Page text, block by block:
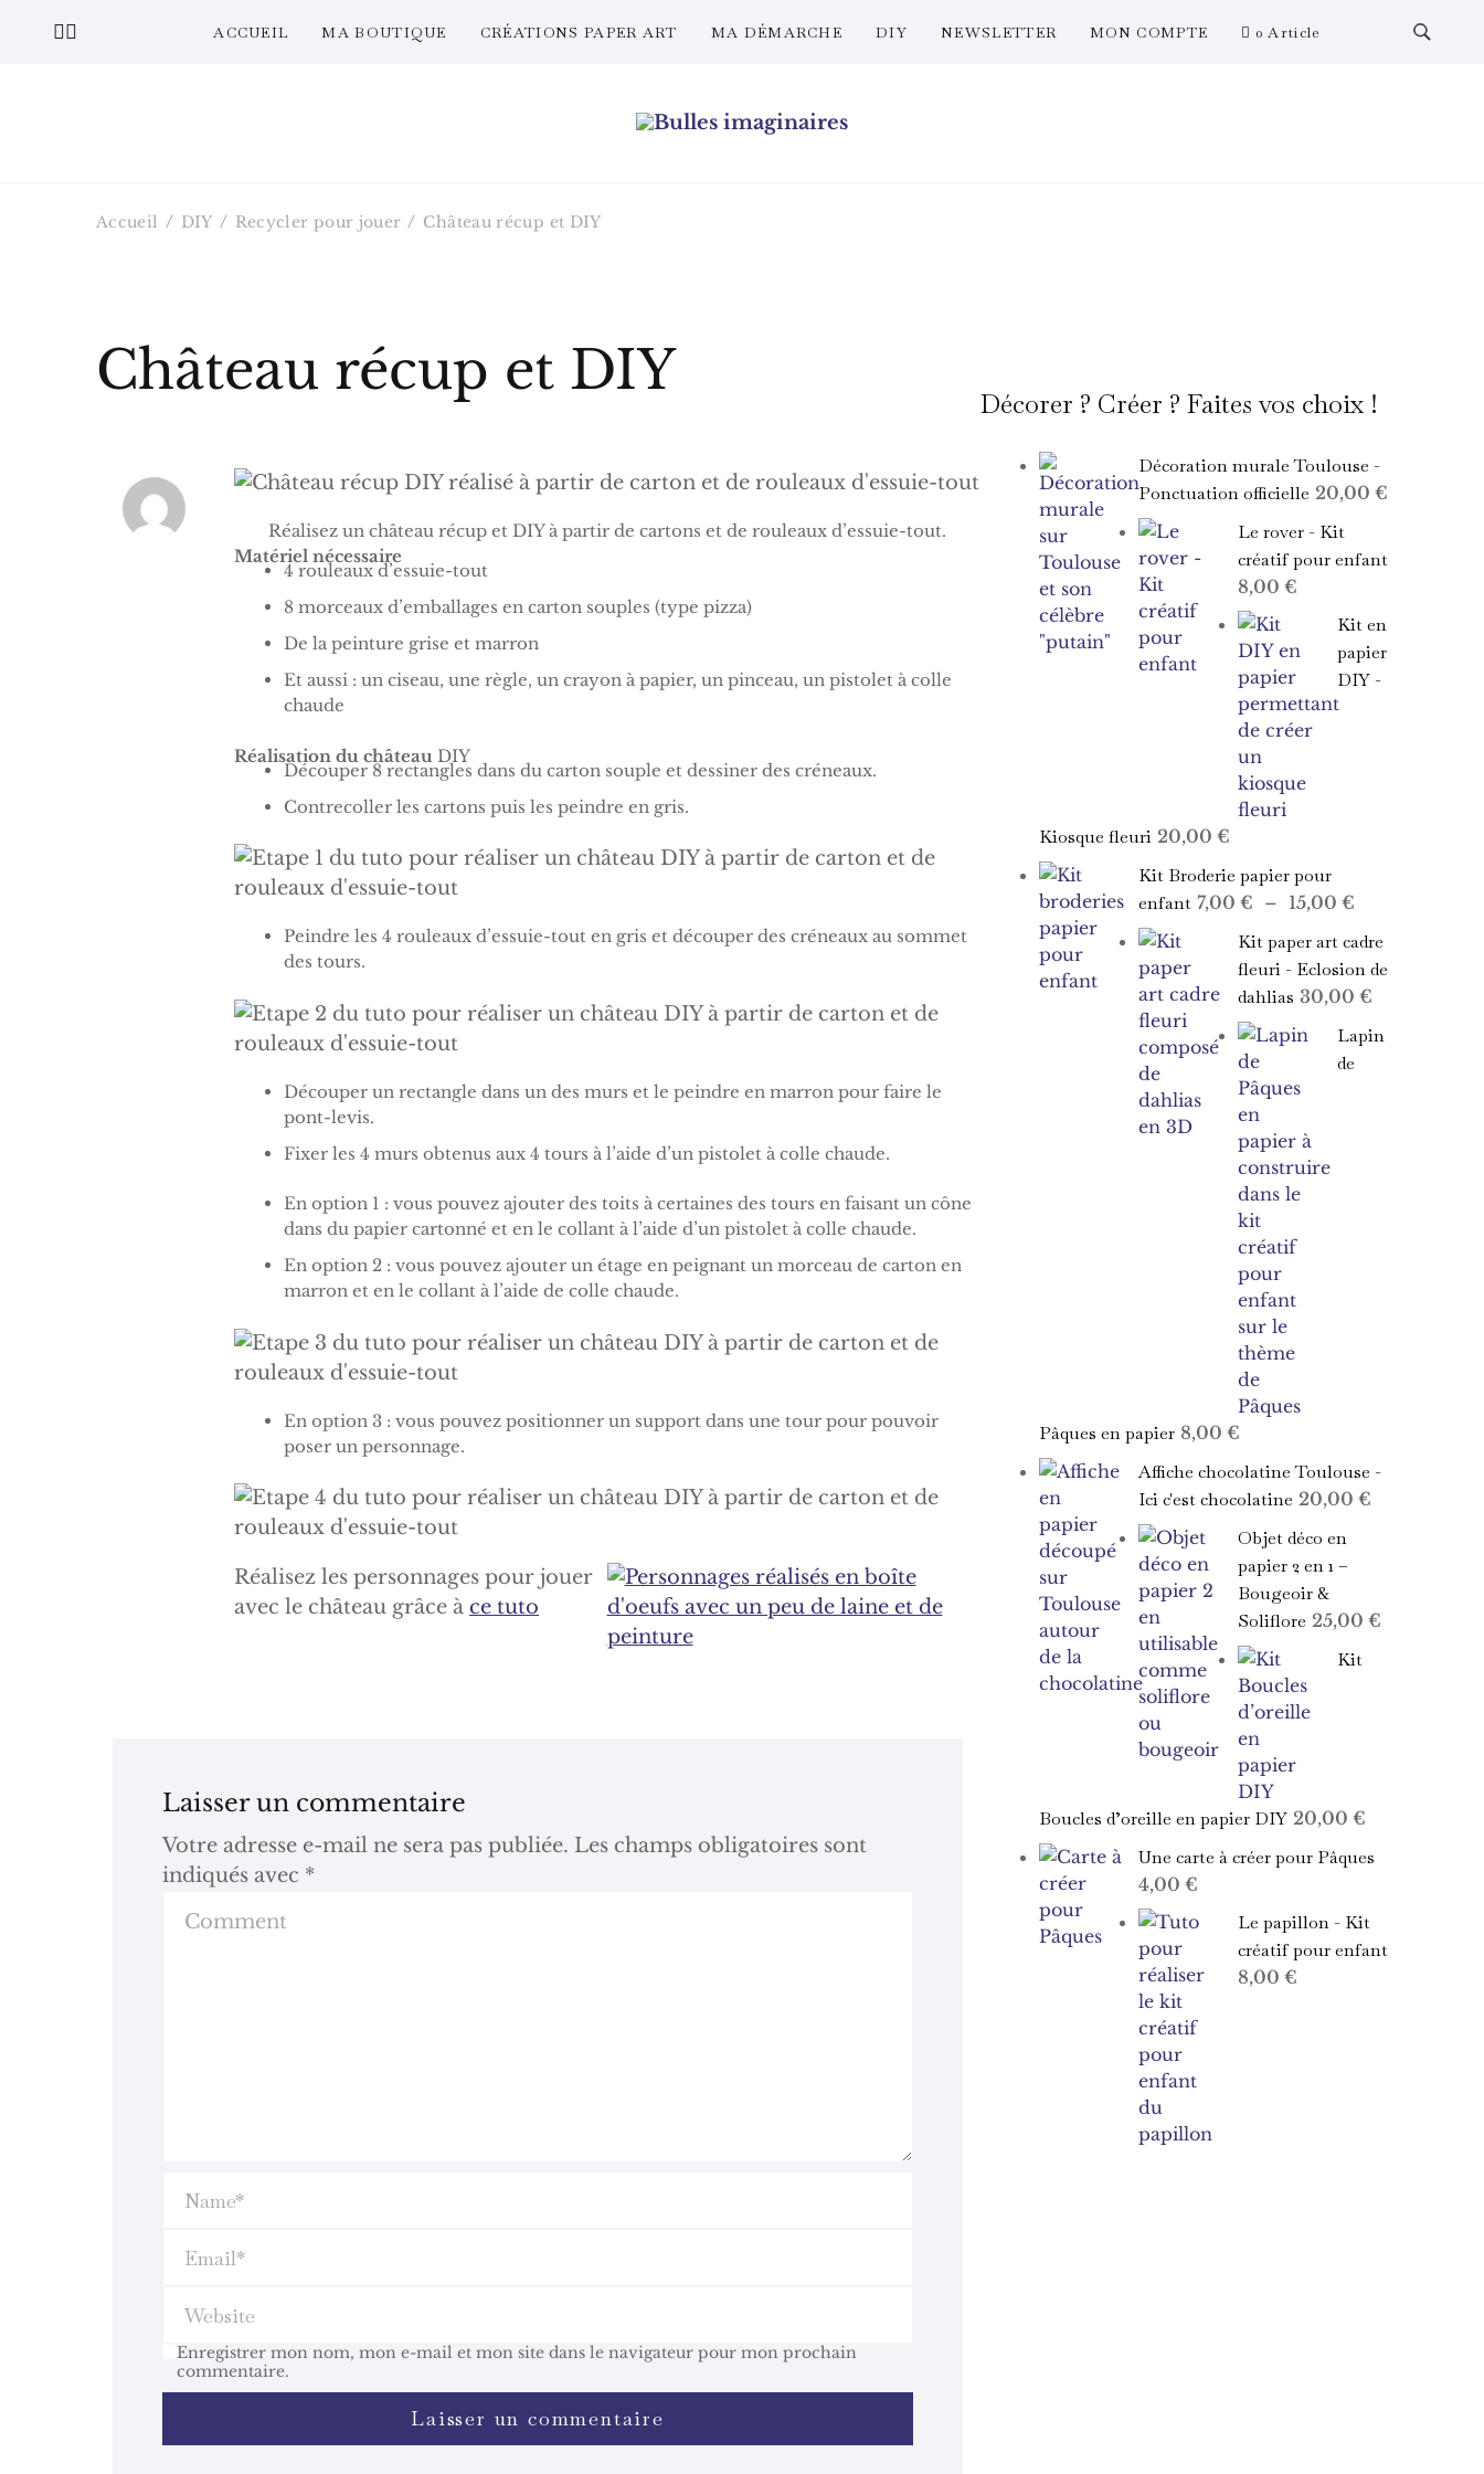
ACCUEIL MA BOUTIQUE CRÉATIONS PAPER ART MA DÉMARCHE DIY NEWSLETTER MON COMPTE 0 Article
Accueil DIY Recycler pour jouer Château récup et DIY
Château récup et DIY
Réalisez un château récup et DIY à partir de cartons et de rouleaux d’essuie-tout.
Matériel nécessaire
4 rouleaux d’essuie-tout
8 morceaux d’emballages en carton souples (type pizza)
De la peinture grise et marron
Et aussi : un ciseau, une règle, un crayon à papier, un pinceau, un pistolet à colle
chaude
Réalisation du château DIY
Découper 8 rectangles dans du carton souple et dessiner des créneaux.
Contrecoller les cartons puis les peindre en gris.
Peindre les 4 rouleaux d’essuie-tout en gris et découper des créneaux au sommet
des tours.
Découper un rectangle dans un des murs et le peindre en marron pour faire le
pont-levis.
Fixer les 4 murs obtenus aux 4 tours à l’aide d’un pistolet à colle chaude.
En option 1 : vous pouvez ajouter des toits à certaines des tours en faisant un cône
dans du papier cartonné et en le collant à l’aide d’un pistolet à colle chaude.
En option 2 : vous pouvez ajouter un étage en peignant un morceau de carton en
marron et en le collant à l’aide de colle chaude.
En option 3 : vous pouvez positionner un support dans une tour pour pouvoir
poser un personnage.
Réalisez les personnages pour jouer
avec le château grâce à ce tuto
Laisser un commentaire
Votre adresse e-mail ne sera pas publiée. Les champs obligatoires sont
indiqués avec *
Enregistrer mon nom, mon e-mail et mon site dans le navigateur pour mon prochain
commentaire.
Décorer ? Créer ? Faites vos choix !
Décoration murale Toulouse -
Ponctuation officielle 20,00 €
Le rover - Kit
créatif pour enfant
8,00 €
Kit en
papier
DIY -
Kiosque fleuri 20,00 €
Kit Broderie papier pour
enfant 7,00 € – 15,00 €
prix :
7,00 €
à
15,00 €
Kit paper art cadre
fleuri - Eclosion de
dahlias 30,00 €
Lapin
de
Pâques en papier 8,00 €
Affiche chocolatine Toulouse -
Ici c'est chocolatine 20,00 €
Objet déco en
papier 2 en 1 –
Bougeoir &
Soliflore 25,00 €
Kit
Boucles d’oreille en papier DIY 20,00 €
Une carte à créer pour Pâques
4,00 €
Le papillon - Kit
créatif pour enfant
8,00 €